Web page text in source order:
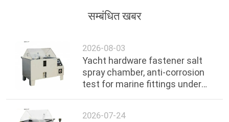
सम्बंधित खबर
2026-08-03
Yacht hardware fastener salt
spray chamber, anti-corrosion
test for marine fittings under
2026-07-24